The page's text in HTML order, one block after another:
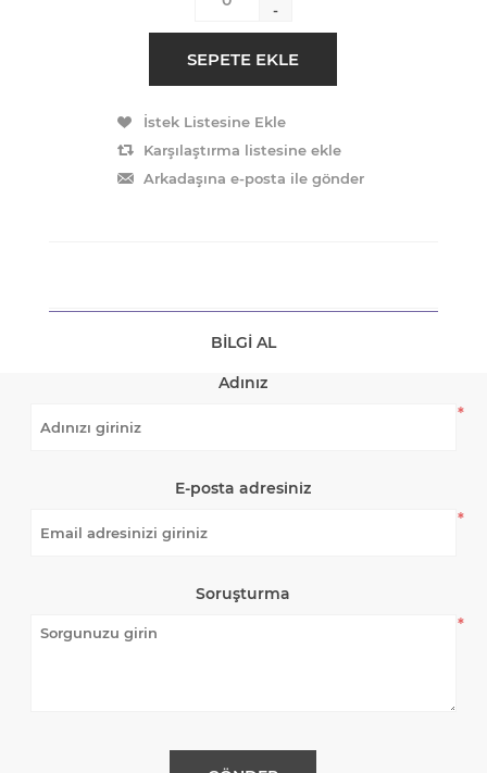
-
BILGI AL
Adınız
*
E-posta adresiniz
*
Soruşturma
*